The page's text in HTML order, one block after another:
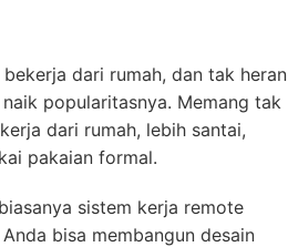
dari rumah, dan tak heran
popularitasnya. Memang tak
dari rumah, lebih santai,
pakaian formal.
sistem kerja remote
bisa membangun desain